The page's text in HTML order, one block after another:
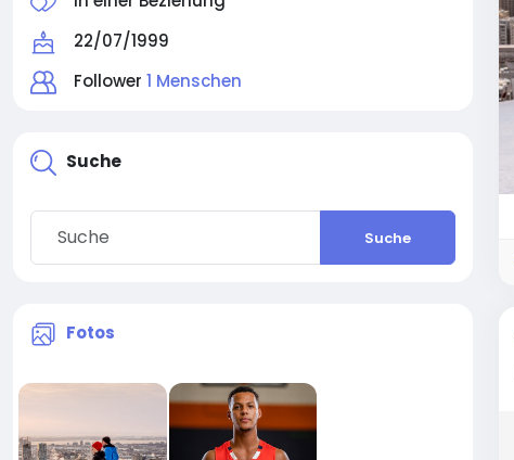
22/07/1999
Follower 1 Menschen
Suche
Suche
Fotos